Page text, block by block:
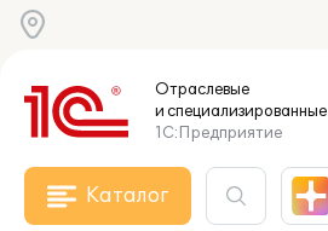
Отраслевые
и специализированные
1С:Предприятие
Каталог